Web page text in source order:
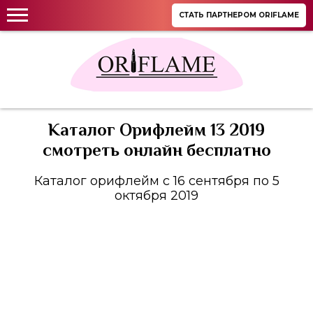
СТАТЬ ПАРТНЕРОМ ORIFLAME
Каталог Орифлейм 13 2019
смотреть онлайн бесплатно
Каталог орифлейм с 16 сентября по 5
октября 2019